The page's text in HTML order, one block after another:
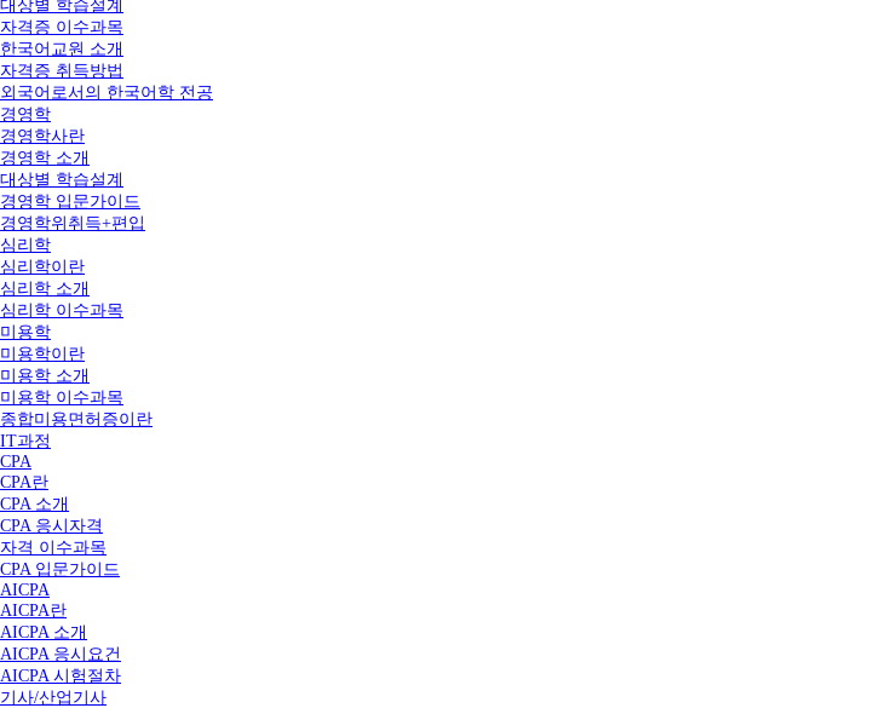
대상별 학습설계
자격증 이수과목
한국어교원 소개
자격증 취득방법
외국어로서의 한국어학 전공
경영학
경영학사란
경영학 소개
대상별 학습설계
경영학 입문가이드
경영학위취득+편입
심리학
심리학이란
심리학 소개
심리학 이수과목
미용학
미용학이란
미용학 소개
미용학 이수과목
종합미용면허증이란
IT과정
CPA
CPA란
CPA 소개
CPA 응시자격
자격 이수과목
CPA 입문가이드
AICPA
AICPA란
AICPA 소개
AICPA 응시요건
AICPA 시험절차
기사/산업기사